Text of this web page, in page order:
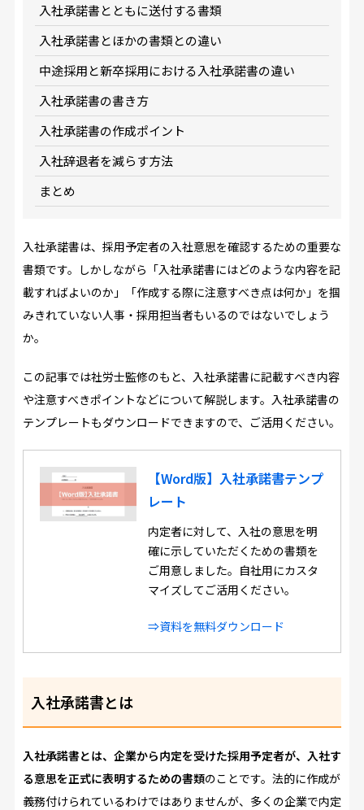
入社承諾書とともに送付する書類
入社承諾書とほかの書類との違い
中途採用と新卒採用における入社承諾書の違い
入社承諾書の書き方
入社承諾書の作成ポイント
入社辞退者を減らす方法
まとめ
入社承諾書は、採用予定者の入社意思を確認するための重要な
書類です。しかしながら「入社承諾書にはどのような内容を記
載すればよいのか」「作成する際に注意すべき点は何か」を掴
みきれていない人事・採用担当者もいるのではないでしょう
か。
この記事では社労士監修のもと、入社承諾書に記載すべき内容
や注意すべきポイントなどについて解説します。入社承諾書の
テンプレートもダウンロードできますので、ご活用ください。
【Word版】入社承諾書テンプ
レート
内定者に対して、入社の意思を明
確に示していただくための書類を
ご用意しました。自社用にカスタ
マイズしてご活用ください。
⇒資料を無料ダウンロード
入社承諾書とは
入社承諾書とは、企業から内定を受けた採用予定者が、入社す
る意思を正式に表明するための書類のことです。法的に作成が
義務付けられているわけではありませんが、多くの企業で内定